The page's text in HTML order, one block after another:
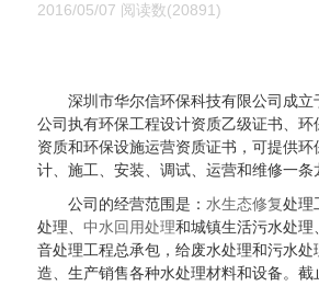
2016/05/07 阅读数(20891)
深圳市华尔信环保科技有限公司成立
公司执有环保工程设计资质乙级证书、环
资质和环保设施运营资质证书，可提供环
计、施工、安装、调试、运营和维修一条
公司的经营范围是： 水生态修复处理
处理、 中水回用处理和城镇生活污水处理
音处理工程总承包，给废水处理和污水处
造、生产销售各种水处理材料和设备。截